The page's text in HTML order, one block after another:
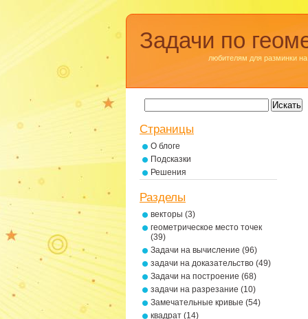
Задачи по
любителям для разминки на
Страницы
О блоге
Подсказки
Решения
Разделы
векторы (3)
геометрическое место точек
(39)
Задачи на вычисление (96)
задачи на доказательство (49)
Задачи на построение (68)
задачи на разрезание (10)
Замечательные кривые (54)
квадрат (14)